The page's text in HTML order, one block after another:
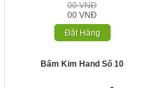
00 VNĐ
00 VNĐ
Đặt Hàng
Bấm Kim Hand Số 10